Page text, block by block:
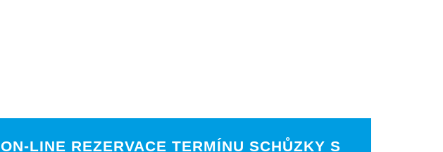
ON-LINE REZERVACE TERMÍNU SCHŮZKY S